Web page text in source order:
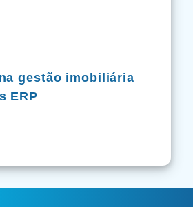
gestão imobiliária
ERP